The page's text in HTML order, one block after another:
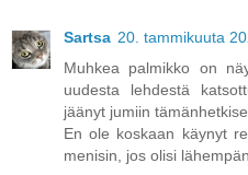
Sartsa 20. tammikuuta
Muhkea palmikko on
uudesta lehdestä
jäänyt jumiin
En ole koskaan käynyt
menisin, jos olisi